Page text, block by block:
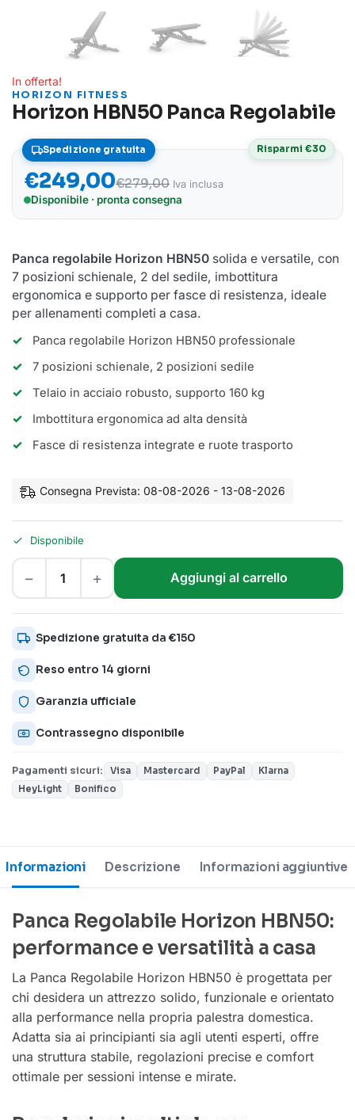
In offerta!
HORIZON FITNESS
Horizon HBN50 Panca Regolabile
€279,00
€249,00
Risparmi €30
Iva inclusa
Disponibile · pronta consegna
Spedizione gratuita
Panca regolabile Horizon HBN50 solida e versatile, con
7 posizioni schienale, 2 del sedile, imbottitura
ergonomica e supporto per fasce di resistenza, ideale
per allenamenti completi a casa.
Panca regolabile Horizon HBN50 professionale
7 posizioni schienale, 2 posizioni sedile
Telaio in acciaio robusto, supporto 160 kg
Imbottitura ergonomica ad alta densità
Fasce di resistenza integrate e ruote trasporto
Consegna Prevista: 08-08-2026 - 13-08-2026
Disponibile
+
− Aggiungi al carrello
Spedizione gratuita da €150
Reso entro 14 giorni
Garanzia ufficiale
Contrassegno disponibile
Pagamenti sicuri: Visa Mastercard PayPal
Klarna
HeyLight
Bonifico
Informazioni Descrizione Informazioni aggiuntive
Panca Regolabile Horizon HBN50:
performance e versatilità a casa
La Panca Regolabile Horizon HBN50 è progettata per
chi desidera un attrezzo solido, funzionale e orientato
alla performance nella propria palestra domestica.
Adatta sia ai principianti sia agli utenti esperti, offre
una struttura stabile, regolazioni precise e comfort
ottimale per sessioni intense e mirate.